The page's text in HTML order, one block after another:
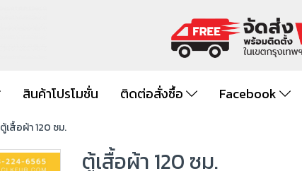
สินค้าโปรโมชั่น ติดต่อสั่งซื้อ Facebook
ตู้เสื้อผ้า 120 ซม.
ตู้เสื้อผ้า 120 ซม.